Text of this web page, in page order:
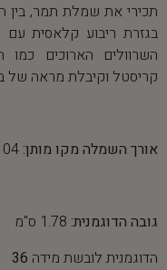
תכירי את שמלת תמר, בין
השרוולים הארוכים כמו
קריסטל וקיבלת מראה של
אורך השמלה מקו מותן:
גובה הדוגמנית: 1.78 ס"מ
הדוגמנית לובשת מידה 36